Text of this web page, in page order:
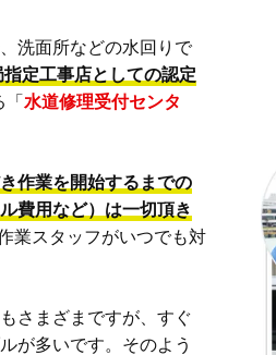
洗面所などの水回りで
定工事店としての認定
「水道修理受付センタ
作業を開始するまでの
費用など）は一切頂き
業スタッフがいつでも対
さまざまですが、すぐ
が多いです。そのよう